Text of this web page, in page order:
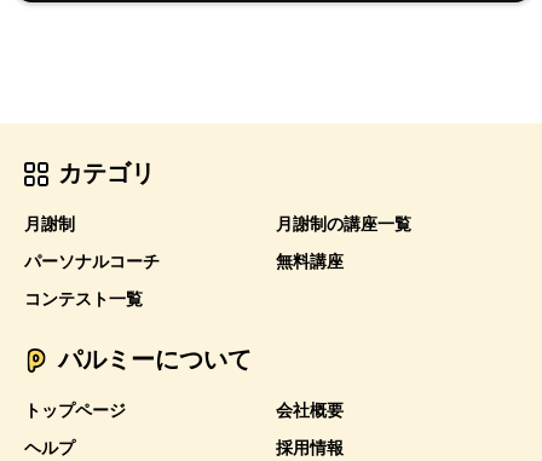
カテゴリ
月謝制
月謝制の講座一覧
パーソナルコーチ
無料講座
コンテスト一覧
パルミーについて
トップページ
会社概要
ヘルプ
採用情報